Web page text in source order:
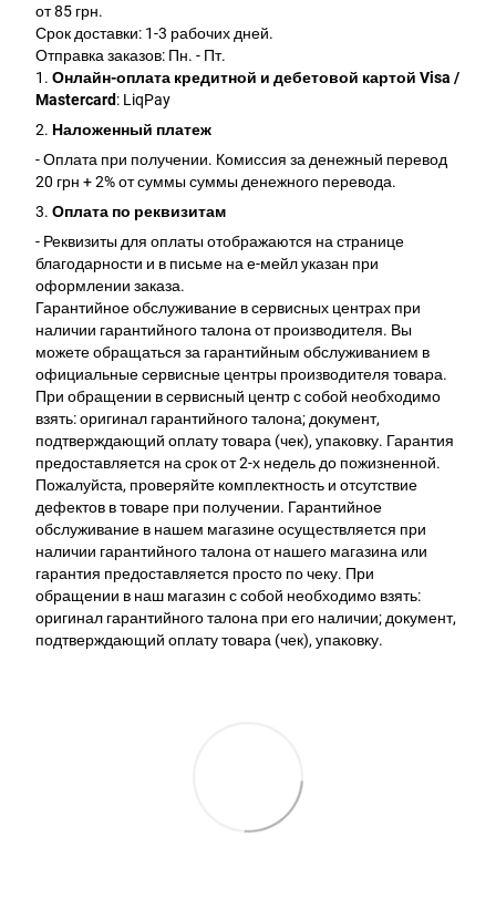
от 85 грн.
Срок доставки: 1-3 рабочих дней.
Отправка заказов: Пн. - Пт.
1. Онлайн-оплата кредитной и дебетовой картой Visa /
Mastercard: LiqPay
2. Наложенный платеж
- Оплата при получении. Комиссия за денежный перевод
20 грн + 2% от суммы суммы денежного перевода.
3. Оплата по реквизитам
- Реквизиты для оплаты отображаются на странице
благодарности и в письме на е-мейл указан при
оформлении заказа.
Гарантийное обслуживание в сервисных центрах при
наличии гарантийного талона от производителя. Вы
можете обращаться за гарантийным обслуживанием в
официальные сервисные центры производителя товара.
При обращении в сервисный центр с собой необходимо
взять: оригинал гарантийного талона; документ,
подтверждающий оплату товара (чек), упаковку. Гарантия
предоставляется на срок от 2-х недель до пожизненной.
Пожалуйста, проверяйте комплектность и отсутствие
дефектов в товаре при получении. Гарантийное
обслуживание в нашем магазине осуществляется при
наличии гарантийного талона от нашего магазина или
гарантия предоставляется просто по чеку. При
обращении в наш магазин с собой необходимо взять:
оригинал гарантийного талона при его наличии; документ,
подтверждающий оплату товара (чек), упаковку.